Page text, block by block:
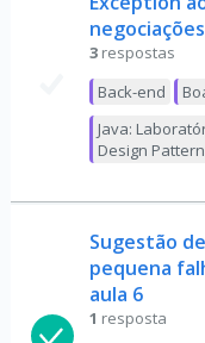
3 respostas
Back-end
Java:
Design
Sugestão
pequena
aula 6
1 resposta